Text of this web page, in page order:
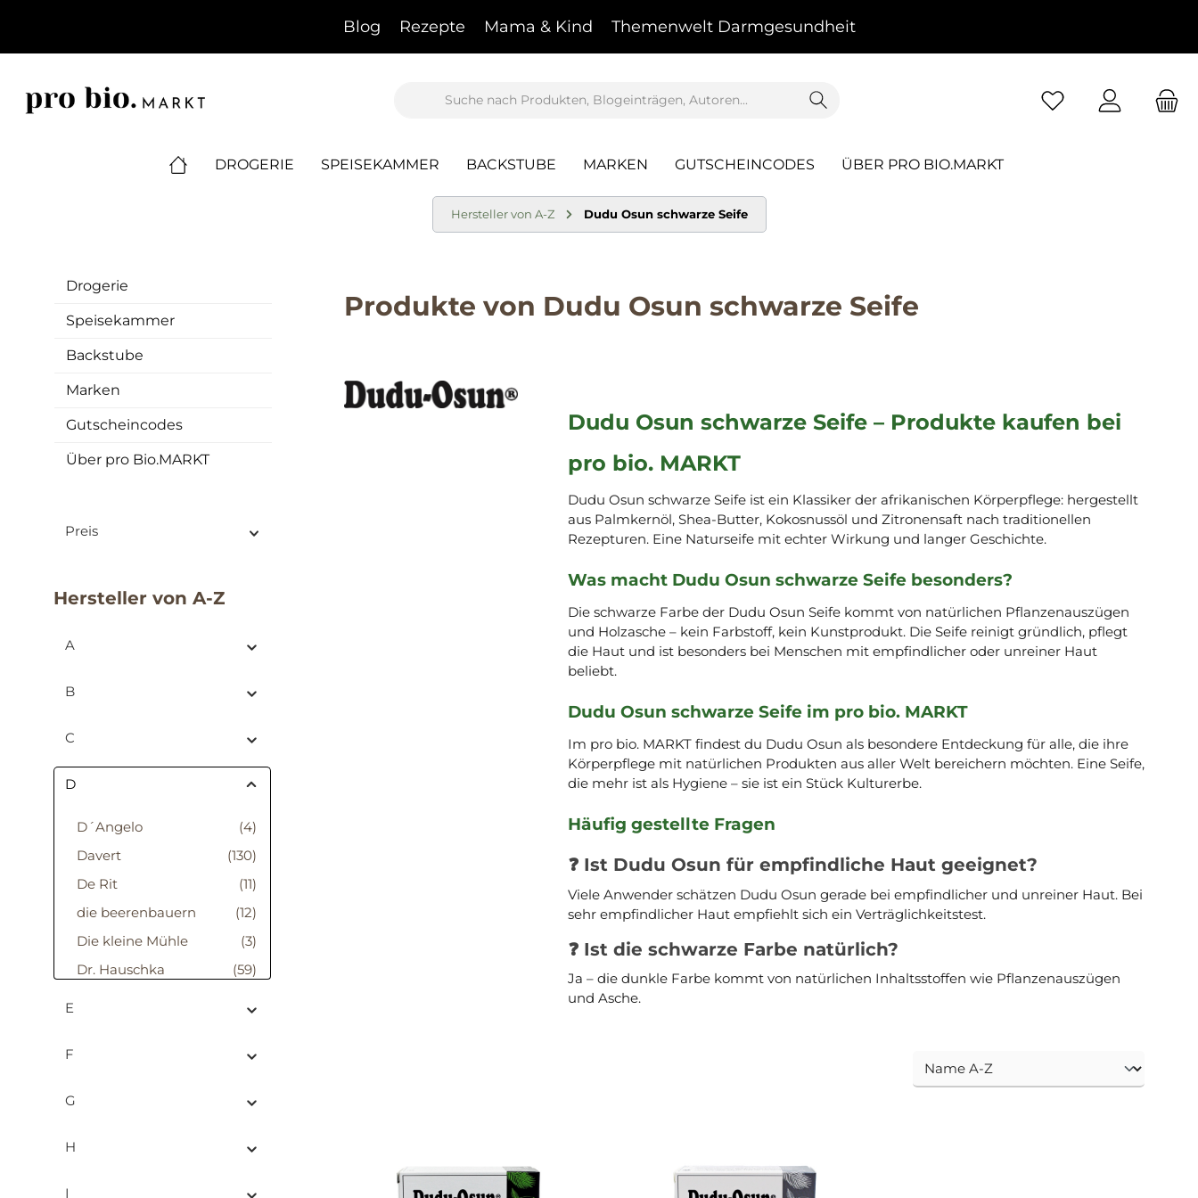
Blog Rezepte Mama & Kind Themenwelt Darmgesundheit
DROGERIE SPEISEKAMMER BACKSTUBE MARKEN GUTSCHEINCODES ÜBER PRO BIO.MARKT
Hersteller von A-Z Dudu Osun schwarze Seife
Drogerie
Speisekammer
Backstube
Marken
Gutscheincodes
Über pro Bio.MARKT
Preis
Hersteller von A-Z
A
B
C
D
(4)
D´Angelo
(130)
Davert
(11)
De Rit
(12)
die beerenbauern
(3)
Die kleine Mühle
(59)
Dr. Hauschka
(3)
E
F
G
H
I
Produkte von Dudu Osun schwarze Seife
Dudu Osun schwarze Seife – Produkte kaufen bei
pro bio. MARKT
Dudu Osun schwarze Seife ist ein Klassiker der afrikanischen Körperpflege: hergestellt
aus Palmkernöl, Shea-Butter, Kokosnussöl und Zitronensaft nach traditionellen
Rezepturen. Eine Naturseife mit echter Wirkung und langer Geschichte.
Was macht Dudu Osun schwarze Seife besonders?
Die schwarze Farbe der Dudu Osun Seife kommt von natürlichen Pflanzenauszügen
und Holzasche – kein Farbstoff, kein Kunstprodukt. Die Seife reinigt gründlich, pflegt
die Haut und ist besonders bei Menschen mit empfindlicher oder unreiner Haut
beliebt.
Dudu Osun schwarze Seife im pro bio. MARKT
Im pro bio. MARKT findest du Dudu Osun als besondere Entdeckung für alle, die ihre
Körperpflege mit natürlichen Produkten aus aller Welt bereichern möchten. Eine Seife,
die mehr ist als Hygiene – sie ist ein Stück Kulturerbe.
Häufig gestellte Fragen
❓ Ist Dudu Osun für empfindliche Haut geeignet?
Viele Anwender schätzen Dudu Osun gerade bei empfindlicher und unreiner Haut. Bei
sehr empfindlicher Haut empfiehlt sich ein Verträglichkeitstest.
❓ Ist die schwarze Farbe natürlich?
Ja – die dunkle Farbe kommt von natürlichen Inhaltsstoffen wie Pflanzenauszügen
und Asche.